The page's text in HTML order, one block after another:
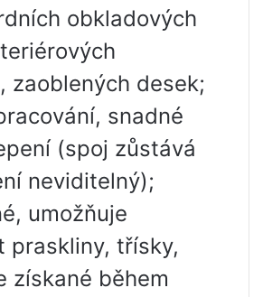
obkladových
zaoblených desek;
snadné
(spoj zůstává
neviditelný);
umožňuje
praskliny, třísky,
získané během